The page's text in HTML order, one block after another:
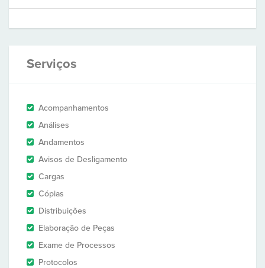
Serviços
Acompanhamentos
Análises
Andamentos
Avisos de Desligamento
Cargas
Cópias
Distribuições
Elaboração de Peças
Exame de Processos
Protocolos